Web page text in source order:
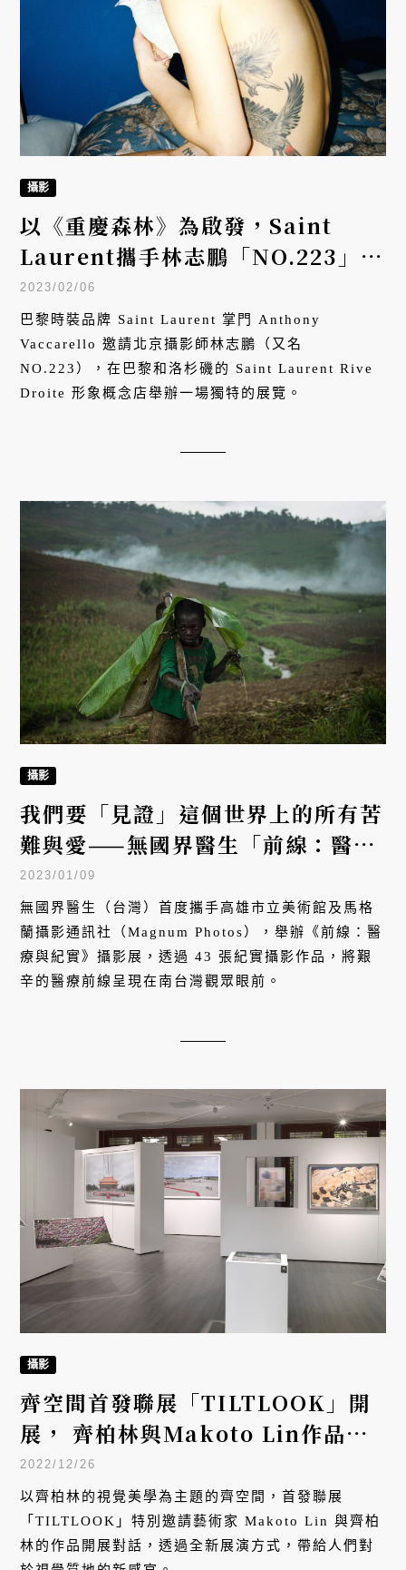
攝影
以《重慶森林》為啟發，Saint
Laurent攜手林志鵬「NO.223」舉
辦攝影展
2023/02/06
巴黎時裝品牌 Saint Laurent 掌門 Anthony
Vaccarello 邀請北京攝影師林志鵬（又名
NO.223），在巴黎和洛杉磯的 Saint Laurent Rive
Droite 形象概念店舉辦一場獨特的展覽。
攝影
我們要「見證」這個世界上的所有苦
難與愛——無國界醫生「前線：醫療
與紀實」攝影展
2023/01/09
無國界醫生（台灣）首度攜手高雄市立美術館及馬格
蘭攝影通訊社（Magnum Photos），舉辦《前線：醫
療與紀實》攝影展，透過 43 張紀實攝影作品，將艱
辛的醫療前線呈現在南台灣觀眾眼前。
攝影
齊空間首發聯展「TILTLOOK」開
展， 齊柏林與Makoto Lin作品的
斜向觀看
2022/12/26
以齊柏林的視覺美學為主題的齊空間，首發聯展
「TILTLOOK」特別邀請藝術家 Makoto Lin 與齊柏
林的作品開展對話，透過全新展演方式，帶給人們對